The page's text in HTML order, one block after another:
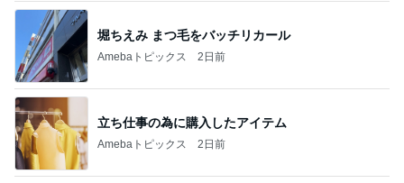
堀ちえみ まつ毛をバッチリカール
Amebaトピックス 2日前
立ち仕事の為に購入したアイテム
Amebaトピックス 2日前